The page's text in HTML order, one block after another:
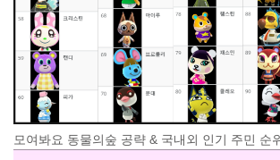
모여봐요 동물의숲 공략 & 국내외 인기 주민 순